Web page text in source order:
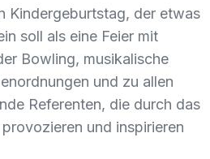
Kindergeburtstag, der etwas
soll als eine Feier mit
Bowling, musikalische
und zu allen
Referenten, die durch das
und inspirieren